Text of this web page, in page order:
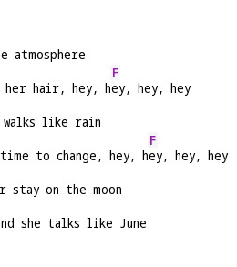
atmosphere
hair, hey, h
F
ey, hey, hey
walks like rain
to change, hey, h
F
ey, hey, hey
stay on the moon
she talks like June